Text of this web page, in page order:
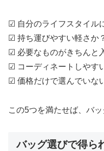
☑ 自分のライフスタイル
☑ 持ち運びやすい軽さか
☑ 必要なものがきちんと
☑ コーディネートしやす
☑ 価格だけで選んでいな
この5つを満たせば、バ
バッグ選びで得ら